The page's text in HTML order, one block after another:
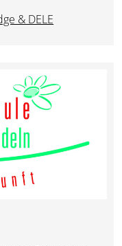
& DELE